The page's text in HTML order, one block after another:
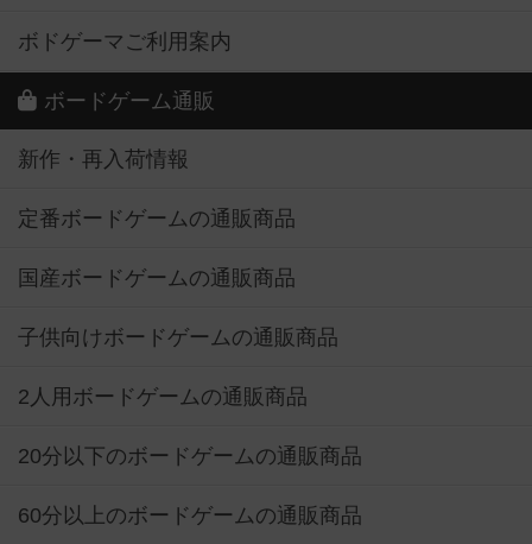
ボドゲーマご利用案内
ボードゲーム通販
新作・再入荷情報
定番ボードゲームの通販商品
国産ボードゲームの通販商品
子供向けボードゲームの通販商品
2人用ボードゲームの通販商品
20分以下のボードゲームの通販商品
60分以上のボードゲームの通販商品